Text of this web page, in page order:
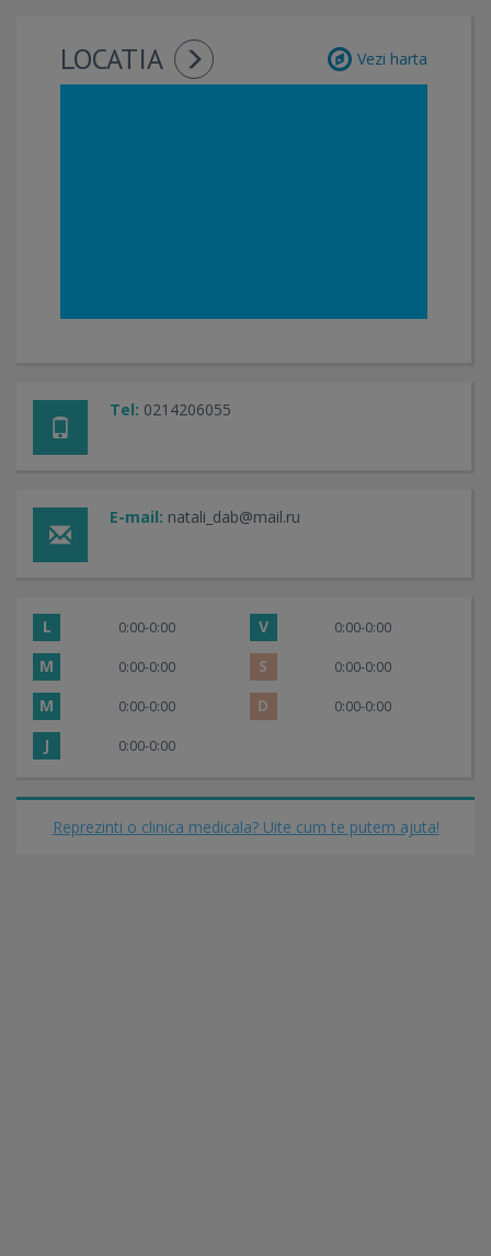
LOCATIA Vezi harta
Tel: 0214206055
E-mail: natali_dab@mail.ru
L 0:00-0:00 V 0:00-0:00
M 0:00-0:00 S 0:00-0:00
M 0:00-0:00 D 0:00-0:00
J 0:00-0:00
Reprezinti o clinica medicala? Uite cum te putem ajuta!